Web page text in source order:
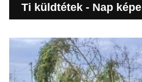
Ti küldtétek - Nap képe